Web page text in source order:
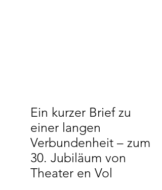
Ein kurzer Brief zu
einer langen
Verbundenheit – zum
30. Jubiläum von
Theater en Vol